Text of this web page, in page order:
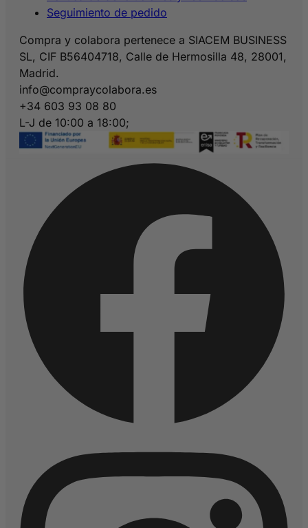
Seguimiento de pedido
Compra y colabora pertenece a SIACEM BUSINESS
SL, CIF B56404718, Calle de Hermosilla 48, 28001,
Madrid.
info@compraycolabora.es
+34 603 93 08 80
L-J de 10:00 a 18:00;
V de 10:00 a 15:00